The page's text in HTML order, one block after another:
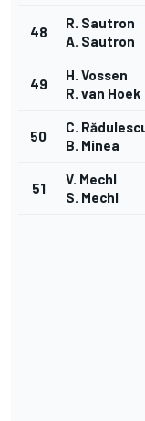
48
R. Sautron
A. Sautron
49
H. Vossen
R. van Hoek
50
C.
B. Minea
51
V. Mechl
S. Mechl